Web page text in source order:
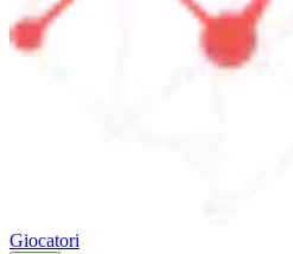
Giocatori